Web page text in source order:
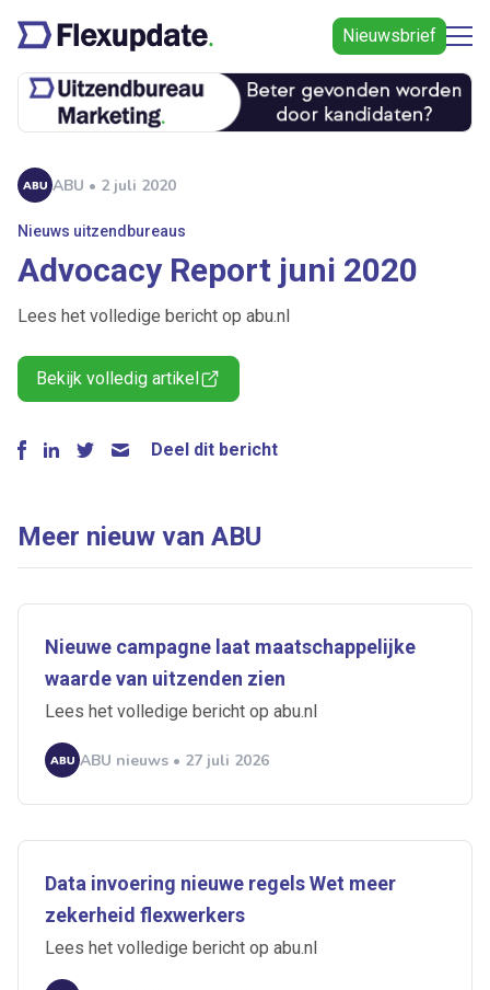
Nieuwsbrief
ABU • 2 juli 2020
Nieuws uitzendbureaus
Advocacy Report juni 2020
Lees het volledige bericht op abu.nl
Bekijk volledig artikel
Deel dit bericht
Meer nieuw van ABU
Nieuwe campagne laat maatschappelijke
waarde van uitzenden zien
Lees het volledige bericht op abu.nl
ABU nieuws • 27 juli 2026
Data invoering nieuwe regels Wet meer
zekerheid flexwerkers
Lees het volledige bericht op abu.nl